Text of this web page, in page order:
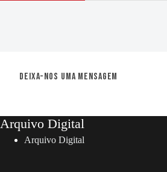
Deixa-nos uma mensagem
Arquivo Digital
Arquivo Digital